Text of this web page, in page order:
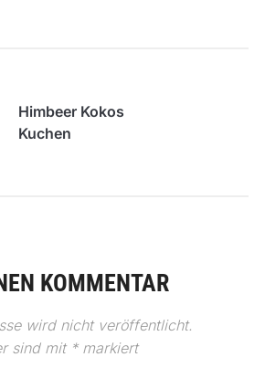
Himbeer Kokos
Kuchen
KOMMENTAR
wird nicht veröffentlicht.
sind mit *markiert